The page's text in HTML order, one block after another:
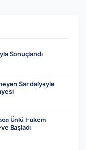
Sonuçlandı
Sandalyeyle
Ünlü Hakem
Başladı